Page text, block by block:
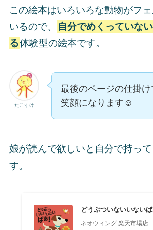
この絵本はいろいろな動物がフ
いるので、
自分でめくっていな
る体験型の絵本です。
たこすけ
最後のページの仕掛
笑顔になります☺️
娘が読んで欲しいと自分で持っ
す。
どうぶついないいない
ネオウィング 楽天市場店